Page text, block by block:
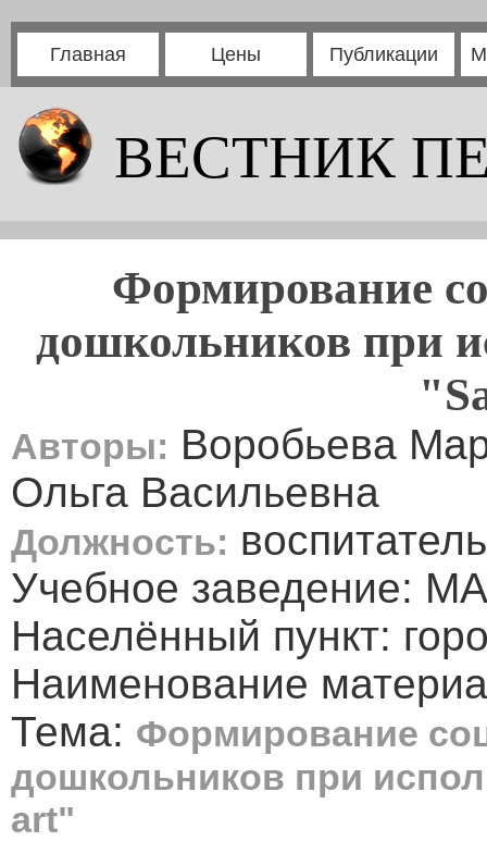
Главная Цены Публикации
ВЕСТНИК
Формирование
дошкольников при
Авторы: Воробьева
Ольга Васильевна
Должность: воспитатель
Учебное заведение:
Населённый пункт:
Наименование
Тема: Формирование
дошкольников при
art"